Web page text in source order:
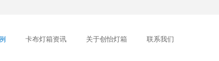
卡布灯箱资讯 关于创怡灯箱 联系我们